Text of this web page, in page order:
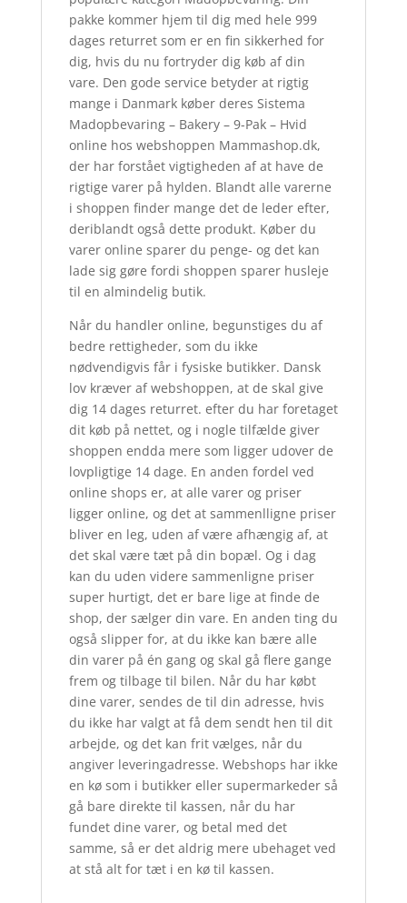
pakke kommer hjem til dig med hele 999
dages returret som er en fin sikkerhed for
dig, hvis du nu fortryder dig køb af din
vare. Den gode service betyder at rigtig
mange i Danmark køber deres Sistema
Madopbevaring – Bakery – 9-Pak – Hvid
online hos webshoppen Mammashop.dk,
der har forstået vigtigheden af at have de
rigtige varer på hylden. Blandt alle varerne
i shoppen finder mange det de leder efter,
deriblandt også dette produkt. Køber du
varer online sparer du penge- og det kan
lade sig gøre fordi shoppen sparer husleje
til en almindelig butik.
Når du handler online, begunstiges du af
bedre rettigheder, som du ikke
nødvendigvis får i fysiske butikker. Dansk
lov kræver af webshoppen, at de skal give
dig 14 dages returret. efter du har foretaget
dit køb på nettet, og i nogle tilfælde giver
shoppen endda mere som ligger udover de
lovpligtige 14 dage. En anden fordel ved
online shops er, at alle varer og priser
ligger online, og det at sammenlligne priser
bliver en leg, uden af være afhængig af, at
det skal være tæt på din bopæl. Og i dag
kan du uden videre sammenligne priser
super hurtigt, det er bare lige at finde de
shop, der sælger din vare. En anden ting du
også slipper for, at du ikke kan bære alle
din varer på én gang og skal gå flere gange
frem og tilbage til bilen. Når du har købt
dine varer, sendes de til din adresse, hvis
du ikke har valgt at få dem sendt hen til dit
arbejde, og det kan frit vælges, når du
angiver leveringadresse. Webshops har ikke
en kø som i butikker eller supermarkeder så
gå bare direkte til kassen, når du har
fundet dine varer, og betal med det
samme, så er det aldrig mere ubehaget ved
at stå alt for tæt i en kø til kassen.